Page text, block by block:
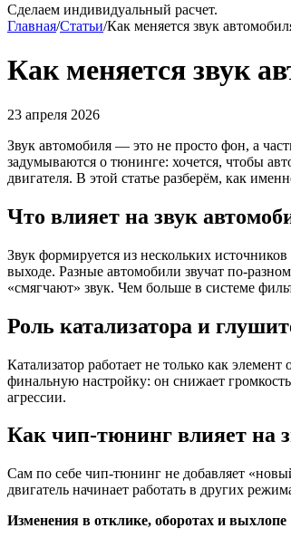
Сделаем индивидуальный расчет.
Главная/Статьи/Как меняется звук
Как меняется звук
23 апреля 2026
Звук автомобиля — это не просто фон, а
задумываются о тюнинге: хочется, чтобы
двигателя. В этой статье разберём, как
Что влияет на звук
Звук формируется из нескольких
выходе. Разные автомобили звучат по-
«смягчают» звук. Чем больше в системе
Роль катализатора и
Катализатор работает не только как
финальную настройку: он снижает
агрессии.
Как чип-тюнинг влияет на
Сам по себе чип-тюнинг не добавляет
двигатель начинает работать в других
Изменения в отклике, оборотах и выхлопе